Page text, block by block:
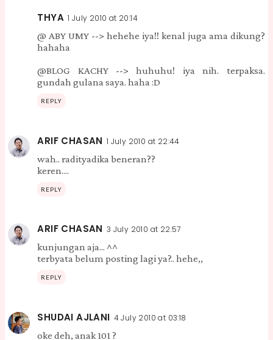
THYA 1 July 2010 at 20:14
@ ABY UMY --> hehehe iya!! kenal juga ama dikung?
hahaha
@BLOG KACHY --> huhuhu! iya nih. terpaksa.
gundah gulana saya. haha :D
REPLY
ARIF CHASAN 1 July 2010 at 22:44
wah.. radityadika beneran??
keren....
REPLY
ARIF CHASAN 3 July 2010 at 22:57
kunjungan aja... ^^
terbyata belum posting lagi ya?.. hehe,,
REPLY
SHUDAI AJLANI 4 July 2010 at 03:18
oke deh, anak 101 ?